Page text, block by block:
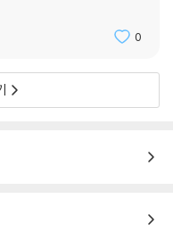
화와 상실을 기록하고 싶었
주화 시위가 그려진다. 몇 해
지 못한다. 작품 속에는 웡와
」이 인용된다. “가장 사랑하
커이는 작품 말미에 이르러
0